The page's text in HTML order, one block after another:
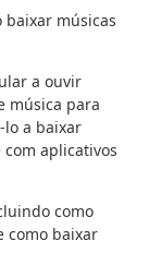
baixar músicas
a ouvir
música para
lo a baixar
aplicativos
como
como baixar